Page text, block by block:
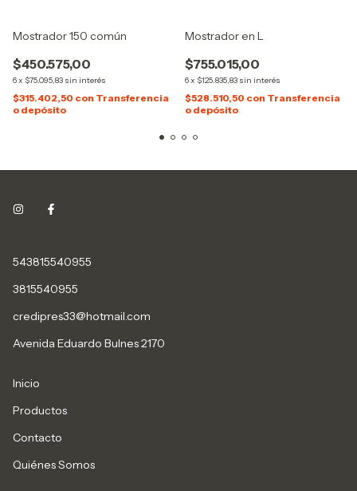
Mostrador 150 común
$450.575,00
6x $75.095,83 sin interés
$315.402,50 con Transferencia
o depósito
Mostrador en L
$755.015,00
6x $125.835,83 sin interés
$528.510,50 con Transferencia
o depósito
543815540955
3815540955
credipres33@hotmail.com
Avenida Eduardo Bulnes 2170
Inicio
Productos
Contacto
Quiénes Somos